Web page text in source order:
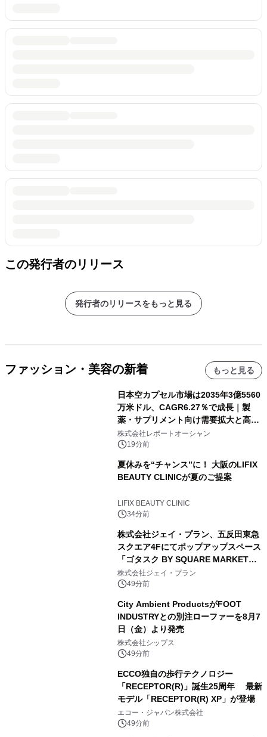
この発行者のリリース
発行者のリリースをもっと見る
ファッション・美容の新着 もっと見る
日本空カプセル市場は2035年3億5560
万米ドル、CAGR6.27％で成長｜製
薬・サプリメント向け需要拡大と高機
能化が市場を牽引
株式会社レポートオーシャン
19分前
夏休みを“チャンス”に！ 大阪のLIFIX
BEAUTY CLINICが夏のご提案
LIFIX BEAUTY CLINIC
34分前
株式会社ジェイ・プラン、五反田東急
スクエア4Fにてポップアップスペース
「ゴタスク BY SQUARE MARKET」
の運営を開始
株式会社ジェイ・プラン
49分前
City Ambient ProductsがFOOT
INDUSTRYとの別注ローファーを8月7
日（金）より発売
株式会社シップス
49分前
ECCO独自の歩行テクノロジー
「RECEPTOR(R)」誕生25周年 最新
モデル「RECEPTOR(R) XP」が登場
エコー・ジャパン株式会社
49分前